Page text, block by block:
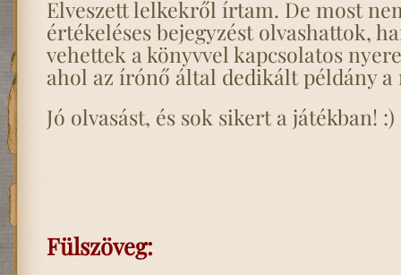
Elveszett lelkekről írtam. De most
értékeléses bejegyzést olvashattok,
vehettek a könyvvel kapcsolatos
ahol az írónő által dedikált példány a
Jó olvasást, és sok sikert a játékban! :)
Fülszöveg: